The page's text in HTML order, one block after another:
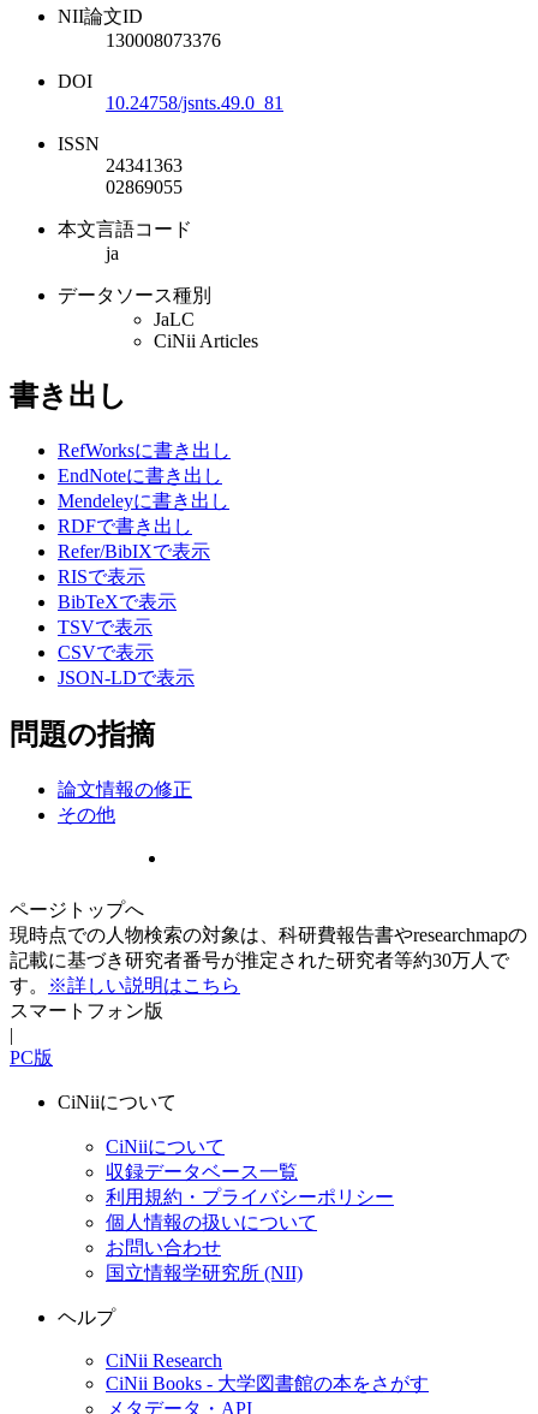
NII論文ID
130008073376
DOI
10.24758/jsnts.49.0_81
ISSN
24341363
02869055
本文言語コード
ja
データソース種別
JaLC
CiNii Articles
書き出し
RefWorksに書き出し
EndNoteに書き出し
Mendeleyに書き出し
RDFで書き出し
Refer/BibIXで表示
RISで表示
BibTeXで表示
TSVで表示
CSVで表示
JSON-LDで表示
問題の指摘
論文情報の修正
その他
ページトップへ
現時点での人物検索の対象は、科研費報告書やresearchmapの
記載に基づき研究者番号が推定された研究者等約30万人で
す。
※詳しい説明はこちら
スマートフォン版
|
PC版
CiNiiについて
CiNiiについて
収録データベース一覧
利用規約・プライバシーポリシー
個人情報の扱いについて
お問い合わせ
国立情報学研究所 (NII)
ヘルプ
CiNii Research
CiNii Books - 大学図書館の本をさがす
メタデータ・API